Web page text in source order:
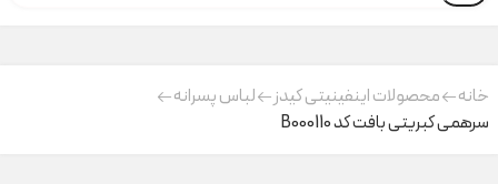
خانه محصولات اینفینیتی کیدز
لباس پسرانه
سرهمی کبریتی بافت کد B000110